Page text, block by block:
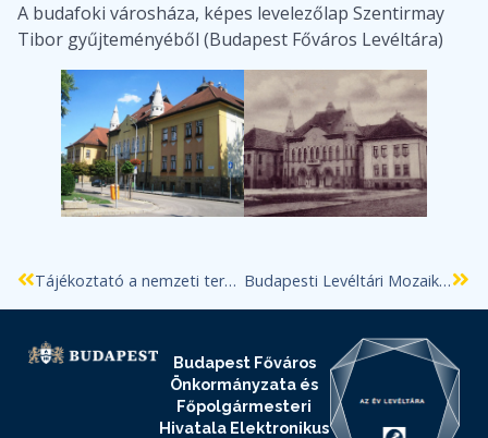
A budafoki városháza, képes levelezőlap Szentirmay
Tibor gyűjteményéből (Budapest Főváros Levéltára)
Tájékoztató a nemzeti tervvagyonba tartozó építészeti tervek felhasználásának feltételeiről Budapesti Levéltári Mozaikok 2026/5. Mautner Zoltán: Mautner Sándor, egy angyalföldi munkásmozgalmi mártír
Budapest Főváros
Önkormányzata és
Főpolgármesteri
Hivatala Elektronikus